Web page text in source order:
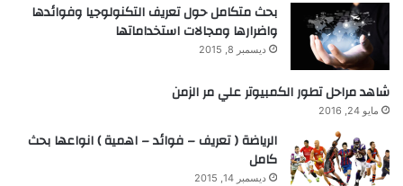
بحث متكامل حول تعريف التكنولوجيا وفوائدها
واضرارها ومجالات استخداماتها
ديسمبر 8, 2015
شاهد مراحل تطور الكمبيوتر علي مر الزمن
مايو 24, 2016
الرياضة ( تعريف – فوائد – اهمية ) انواعها بحث
كامل
ديسمبر 14, 2015